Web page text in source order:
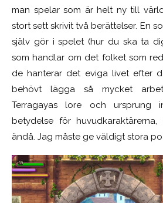
man spelar som är helt ny till
stort sett skrivit två berättelser. En
själv gör i spelet (hur du ska ta
som handlar om det folket som
de hanterar det eviga livet efter
behövt lägga så mycket
Terragayas lore och ursprung
betydelse för
ändå. Jag måste ge väldigt stora